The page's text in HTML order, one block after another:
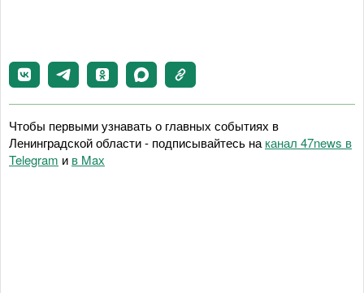
Чтобы первыми узнавать о главных событиях в
Ленинградской области - подписывайтесь на канал 47news в
Telegram и в Maх